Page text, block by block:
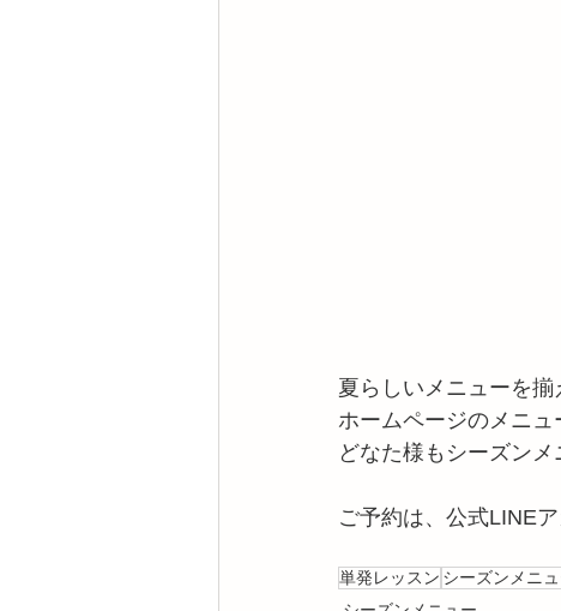
夏らしいメニューを揃
ホームページのメニュ
どなた様もシーズン
ご予約は、公式LINE
お問
単発レッスン シーズンメニ